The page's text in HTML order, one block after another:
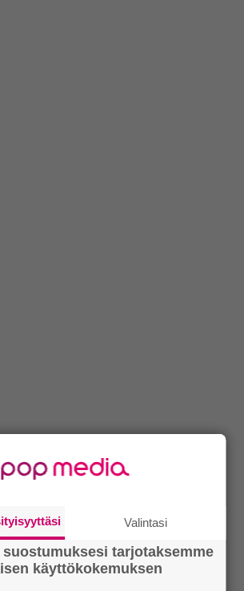
Valintasi
suostumuksesi tarjotaksemme
käyttökokemuksen